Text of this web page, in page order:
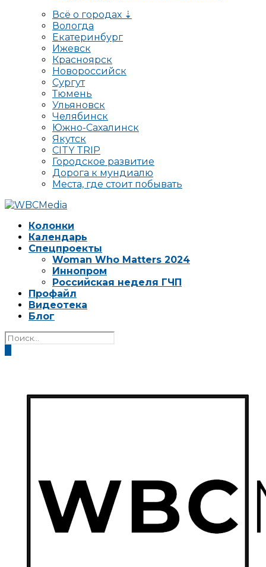
Всё о городах ⇣
Вологда
Екатеринбург
Ижевск
Красноярск
Новороссийск
Сургут
Тюмень
Ульяновск
Челябинск
Южно-Сахалинск
Якутск
CITY TRIP
Городское развитие
Дорога к мундиалю
Места, где стоит побывать
Колонки
Календарь
Спецпроекты
Woman Who Matters 2024
Иннопром
Российская неделя ГЧП
Профайл
Видеотека
Блог